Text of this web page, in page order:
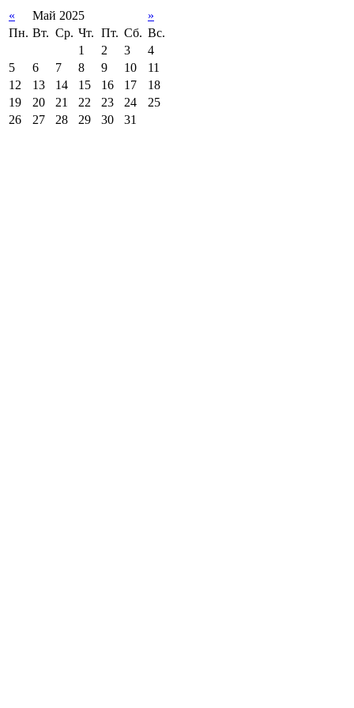
« Май 2025
»
Пн. Вт. Ср. Чт. Пт. Сб. Вс.
1
2 3
4
5
6 7 8 9 10
11
12
13 14 15 16 17
18
19
20 21 22 23 24
25
26
27 28 29 30 31